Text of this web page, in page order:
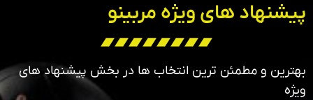
پیشنهاد های ویژه مربینو
بهترین و مطمئن ترین انتخاب ها در بخش پیشنهاد های
ویژه